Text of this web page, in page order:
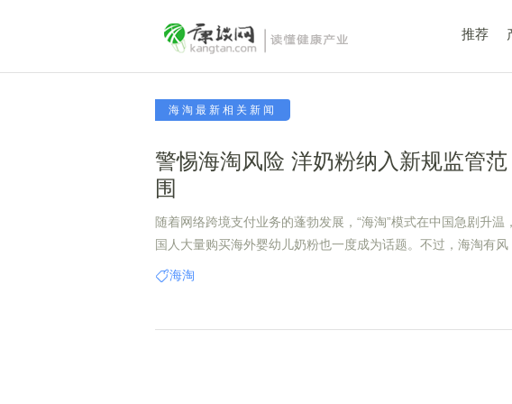
推荐
海淘最新相关新闻
警惕海淘风险 洋奶粉纳入新规监管范
围
随着网络跨境支付业务的蓬勃发展，“海淘”模式在中国急剧升温，
国人大量购买海外婴幼儿奶粉也一度成为话题。不过，海淘有风
险，消费者需谨慎。
海淘